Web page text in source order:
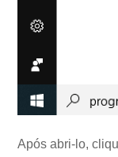
Após abri-lo,